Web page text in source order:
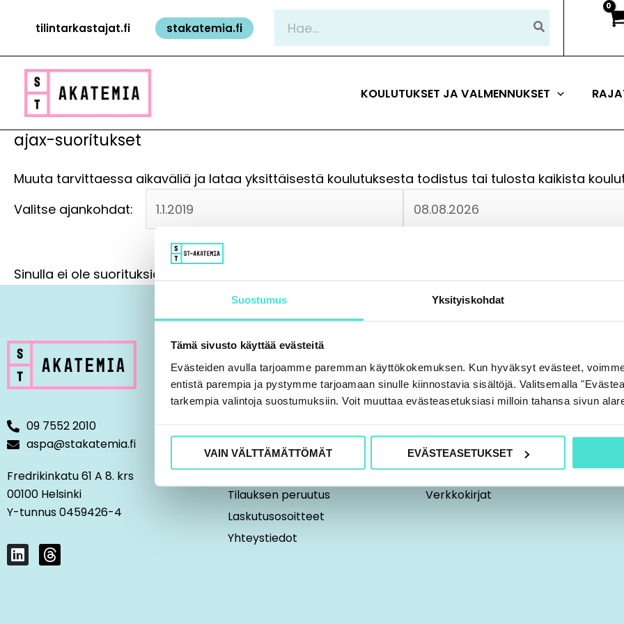
Suostumus Yksityiskohdat
Tämä sivusto käyttää evästeitä
Evästeiden avulla tarjoamme paremman käyttökokemuksen. Kun hyväksyt evästeet,
entistä parempia ja pystymme tarjoamaan sinulle kiinnostavia sisältöjä. Valitsemalla
tarkempia valintoja suostumuksiin. Voit muuttaa evästeasetuksiasi milloin tahansa sivun
VAIN VÄLTTÄMÄTTÖMÄT EVÄSTEASETUKSET
sisältööntilintarkastajat.fi stakatemia.fi
KOULUTUKSET JA VALMENNUKSET
ajax-suoritukset
Muuta tarvittaessa aikaväliä ja lataa yksittäisestä koulutuksesta todistus tai tulosta kaikista
Valitse ajankohdat:
Sinulla ei ole suorituksia valitulla aikavälillä.
09 7552 2010
aspa@stakatemia.fi
Fredrikinkatu 61 A 8. krs
00100 Helsinki
Y-tunnus 0459426-4
L
i
T
h
TIETOA MEISTÄ
Hyvä tietää koulutuksista
Usein kysyttyä
Tietoja evästeistä
Tilaus- ja sopimusehdot
Tilauksen peruutus
Laskutusosoitteet
Yhteystiedot
Taloushallinnon koulutukset
Tilintarkastajakoulutukset
Rajaton-koulutuspalvelu
ESGpalvelu
Verkkokirjat